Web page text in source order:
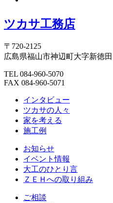
ツカサ工務店
〒720-2125
広島県福山市神辺町大字新徳田
TEL 084-960-5070
FAX 084-960-5071
インタビュー
ツカサの人々
家を考える
施工例
お知らせ
イベント情報
大工のひとり言
ＺＥＨへの取り組み
ご相談